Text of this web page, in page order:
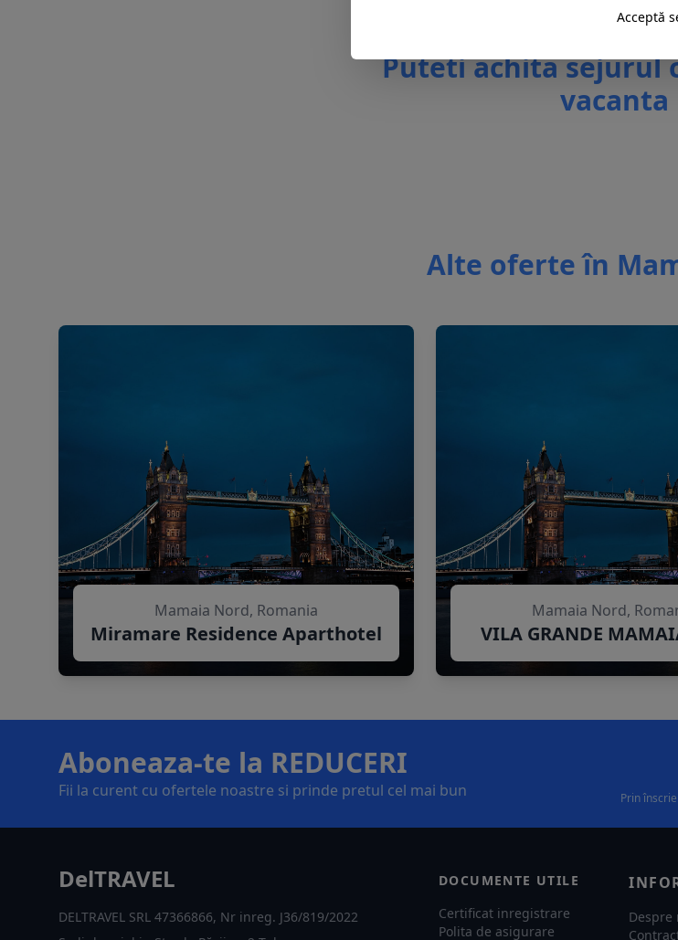
Puteti achita sejurul
vacanta
Alte oferte în
Mamaia Nord, Romania
Miramare Residence Aparthotel
Mamaia Nord,
VILA GRANDE
Aboneaza-te la REDUCERI
Fii la curent cu ofertele noastre si prinde pretul cel mai bun Prin
DelTRAVEL
DELTRAVEL SRL 47366866, Nr inreg. J36/819/2022
DOCUMENTE UTILE
Certificat inregistrare
Polita de asigurare
Despre
Acceptă